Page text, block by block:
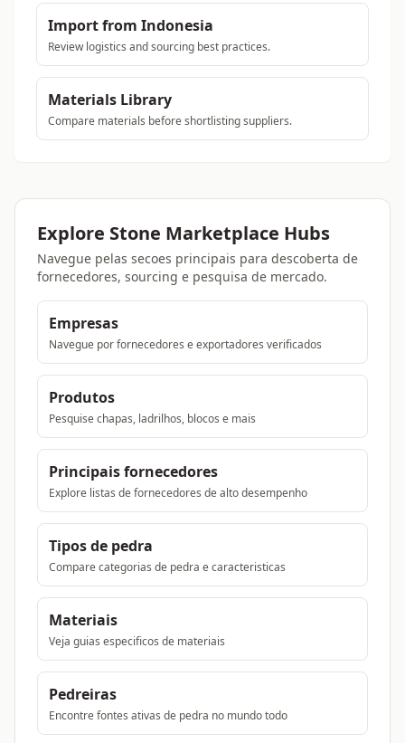
Import from Indonesia
Review logistics and sourcing best practices.
Materials Library
Compare materials before shortlisting suppliers.
Explore Stone Marketplace Hubs
Navegue pelas secoes principais para descoberta de
fornecedores, sourcing e pesquisa de mercado.
Empresas
Navegue por fornecedores e exportadores verificados
Produtos
Pesquise chapas, ladrilhos, blocos e mais
Principais fornecedores
Explore listas de fornecedores de alto desempenho
Tipos de pedra
Compare categorias de pedra e caracteristicas
Materiais
Veja guias especificos de materiais
Pedreiras
Encontre fontes ativas de pedra no mundo todo